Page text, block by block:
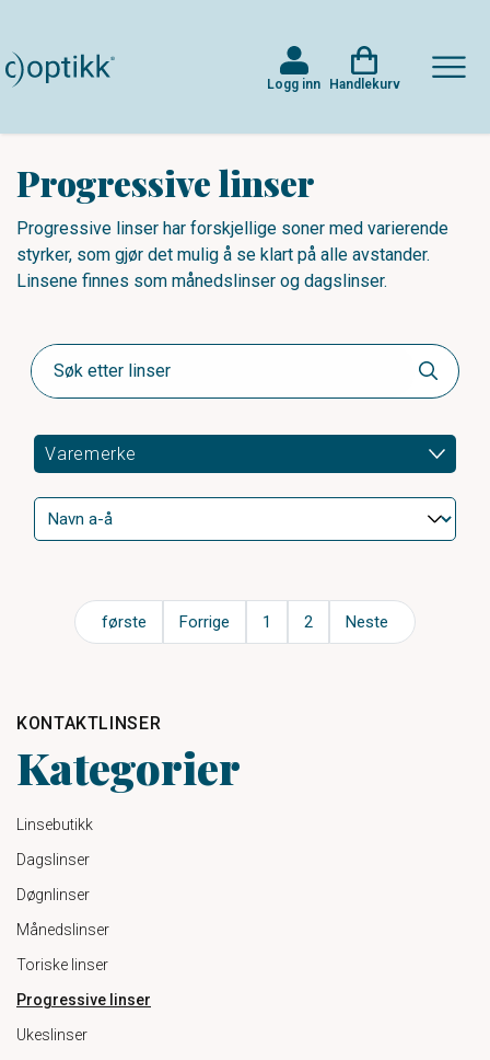
Logg inn Handlekurv
Progressive linser
Progressive linser har forskjellige soner med varierende
styrker, som gjør det mulig å se klart på alle avstander.
Linsene finnes som månedslinser og dagslinser.
KONTAKTLINSER
Kategorier
Linsebutikk
Dagslinser
Døgnlinser
Månedslinser
Toriske linser
Progressive linser
Ukeslinser
Varemerke
første Forrige 1 2 Neste